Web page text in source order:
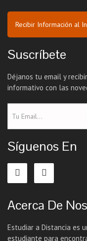
Recibir Información al
Suscríbete
Déjanos tu email y
informativo con las
Síguenos En
Acerca De
Estudiar a Distancia es
estudiante para